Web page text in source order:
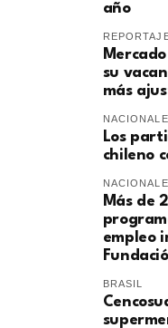
año
su
más
Los
chileno
Más de
empleo
BRASIL